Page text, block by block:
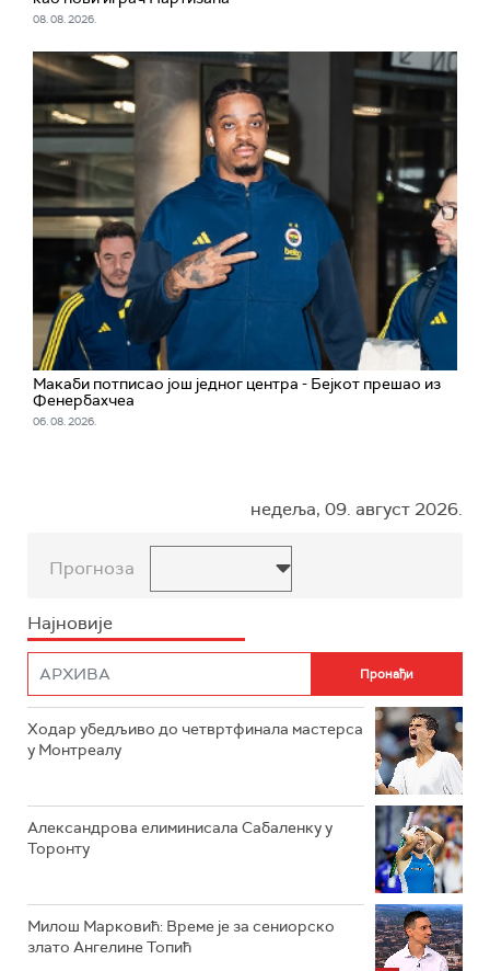
08. 08. 2026.
Макаби потписао још једног центра - Бејкот прешао из
Фенербахчеа
06. 08. 2026.
недеља, 09. август 2026.
Прогноза
Најновије
Ходар убедљиво до четвртфинала мастерса
у Монтреалу
Александрова елиминисала Сабаленку у
Торонту
Милош Марковић: Време је за сениорско
злато Ангелине Топић